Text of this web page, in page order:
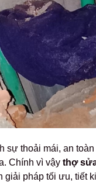
thoải mái, an
Chính vì vậy thợ
giải pháp tối ưu, tiết